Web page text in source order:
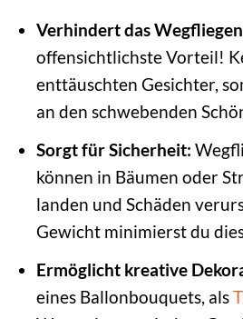
Verhindert das
offensichtlichste Vorteil!
enttäuschten Gesichter,
an den schwebenden
Sorgt für Sicherheit:
können in Bäumen oder
landen und Schäden
Gewicht minimierst du
Ermöglicht kreative
eines Ballonbouquets, als